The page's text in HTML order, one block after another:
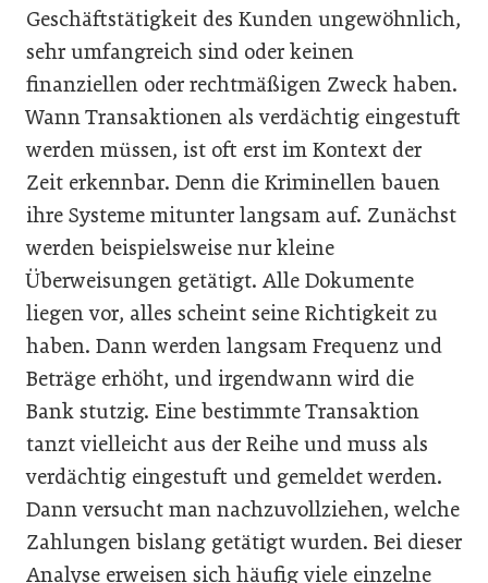
Geschäftstätigkeit des Kunden ungewöhnlich,
sehr umfangreich sind oder keinen
finanziellen oder rechtmäßigen Zweck haben.
Wann Transaktionen als verdächtig eingestuft
werden müssen, ist oft erst im Kontext der
Zeit erkennbar. Denn die Kriminellen bauen
ihre Systeme mitunter langsam auf. Zunächst
werden beispielsweise nur kleine
Überweisungen getätigt. Alle Dokumente
liegen vor, alles scheint seine Richtigkeit zu
haben. Dann werden langsam Frequenz und
Beträge erhöht, und irgendwann wird die
Bank stutzig. Eine bestimmte Transaktion
tanzt vielleicht aus der Reihe und muss als
verdächtig eingestuft und gemeldet werden.
Dann versucht man nachzuvollziehen, welche
Zahlungen bislang getätigt wurden. Bei dieser
Analyse erweisen sich häufig viele einzelne